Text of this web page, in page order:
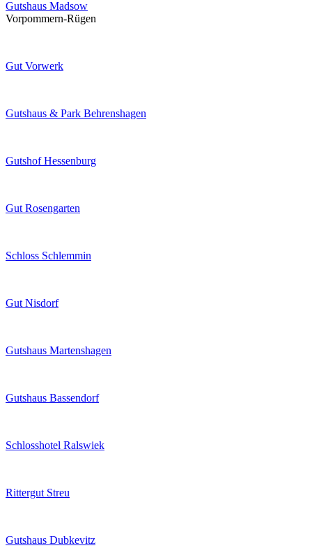
Gutshaus Madsow
Vorpommern-Rügen
Gut Vorwerk
Gutshaus & Park Behrenshagen
Gutshof Hessenburg
Gut Rosengarten
Schloss Schlemmin
Gut Nisdorf
Gutshaus Martenshagen
Gutshaus Bassendorf
Schlosshotel Ralswiek
Rittergut Streu
Gutshaus Dubkevitz